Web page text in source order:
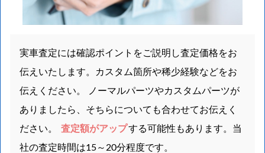
実車査定には確認ポイントをご説明し査定価格をお
伝えいたします。カスタム箇所や稀少経験などをお
伝えください。 ノーマルパーツやカスタムパーツが
ありましたら、そちらについても合わせてお伝えく
ださい。
査定額がアップする可能性もあります。当
社の査定時間は15～20分程度です。